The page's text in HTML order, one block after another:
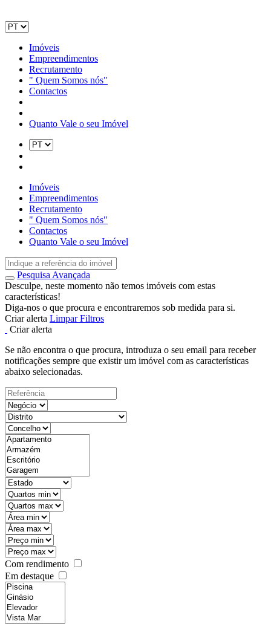
Imóveis
Empreendimentos
Recrutamento
" Quem Somos nós"
Contactos
Quanto Vale o seu Imóvel
Imóveis
Empreendimentos
Recrutamento
" Quem Somos nós"
Contactos
Quanto Vale o seu Imóvel
Pesquisa Avançada
Desculpe, neste momento não temos imóveis com estas
características!
Diga-nos o que procura e encontraremos sob medida para si.
Criar alerta Limpar Filtros
Criar alerta
Se não encontra o que procura, introduza o seu email para receber
notificações sempre que existir um imóvel com as características
abaixo selecionadas.
Com rendimento
Em destaque